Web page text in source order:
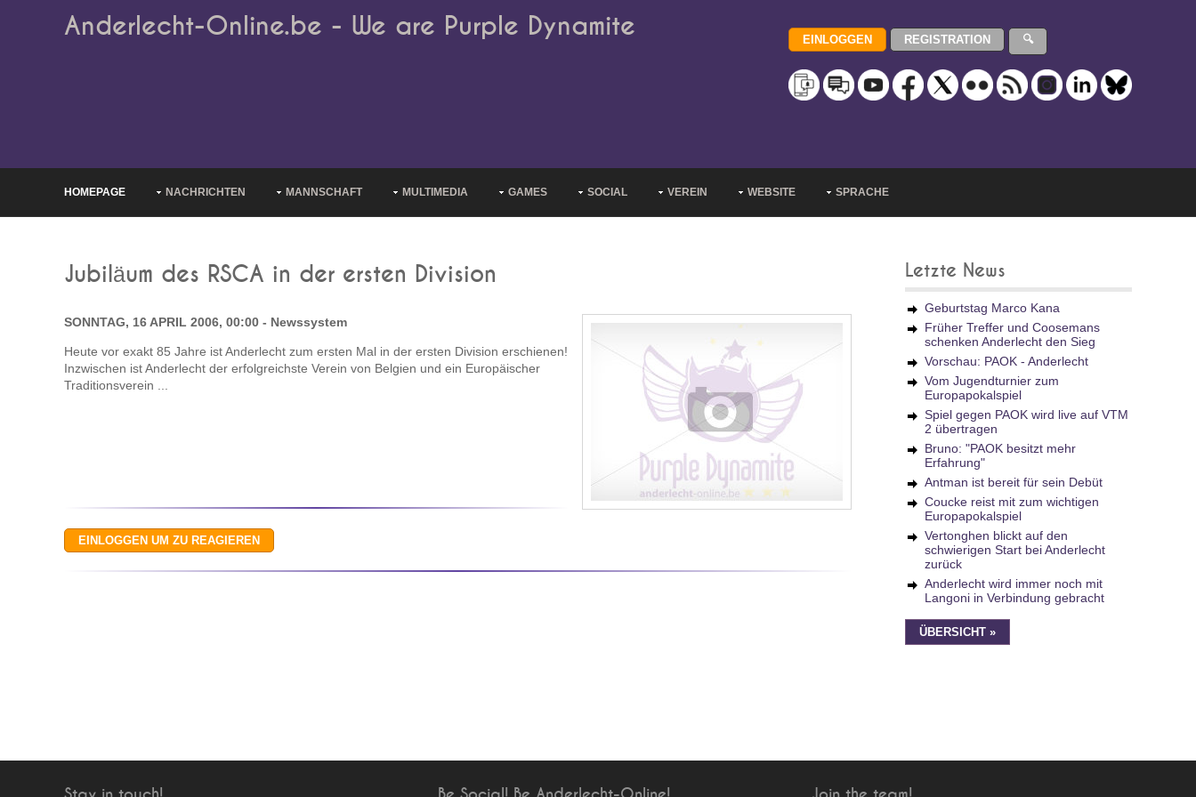
Anderlecht-Online.be - We are Purple Dynamite
HOMEPAGE NACHRICHTEN MANNSCHAFT MULTIMEDIA GAMES SOCIAL VEREIN WEBSITE SPRACHE
Jubiläum des RSCA in der ersten Division
SONNTAG, 16 APRIL 2006, 00:00 - Newssystem
Heute vor exakt 85 Jahre ist Anderlecht zum ersten Mal in der ersten Division erschienen!
Inzwischen ist Anderlecht der erfolgreichste Verein von Belgien und ein Europäischer
Traditionsverein ...
Letzte News
Geburtstag Marco Kana
Früher Treffer und Coosemans
schenken Anderlecht den Sieg
Vorschau: PAOK - Anderlecht
Vom Jugendturnier zum
Europapokalspiel
Spiel gegen PAOK wird live auf VTM
2 übertragen
Bruno: "PAOK besitzt mehr
Erfahrung"
Antman ist bereit für sein Debüt
Coucke reist mit zum wichtigen
Europapokalspiel
Vertonghen blickt auf den
schwierigen Start bei Anderlecht
zurück
Anderlecht wird immer noch mit
Langoni in Verbindung gebracht
ÜBERSICHT »